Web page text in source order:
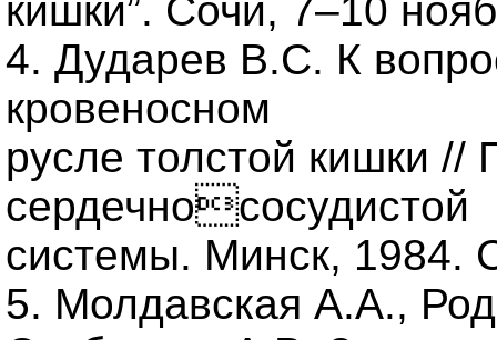
кишки”. Сочи, 7–10
4. Дударев В.С. К
кровеносном
русле толстой кишки //
сердечнососудистой
системы. Минск, 1984.
5. Молдавская А.А.,